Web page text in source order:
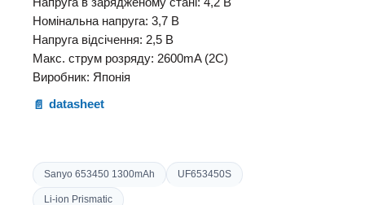
Номінальна напруга: 3,7 В
Напруга відсічення: 2,5 В
Макс. струм розряду: 2600mA (2С)
Виробник: Японія
datasheet
Sanyo 653450 1300mAh UF653450S
Li-ion Prismatic